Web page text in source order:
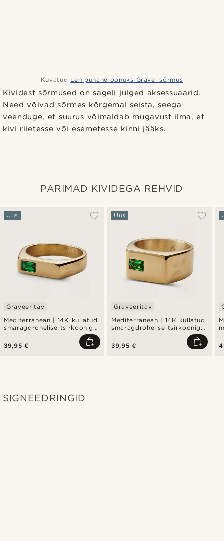
Kuvatud Len punane oonüks Gravel sõrmus
Kividest sõrmused on sageli julged aksessuaarid.
Need võivad sõrmes kõrgemal seista, seega
veenduge, et suurus võimaldab mugavust ilma, et
kivi riietesse või esemetesse kinni jääks.
PARIMAD KIVIDEGA REHVID
Mediterranean | 14K kullatud
smaragdrohelise tsirkooniga
Uus
Graveeritav
39,95 €
Mediterranean | 14K kullatud
smaragdrohelise tsirkooniga
Uus
Graveeritav
39,95 €
SIGNEEDRINGID